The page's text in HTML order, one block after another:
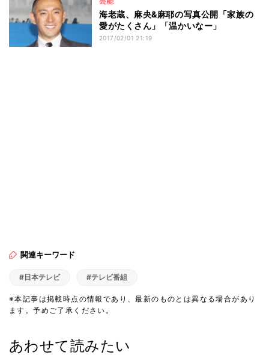
海老蔵、麻央&麻耶の写真公開「家族の
愛がたくさん」「温かいなー」
2017/02/01 21:19
関連キーワード
#日本テレビ #テレビ番組
※本記事は掲載時点の情報であり、最新のものとは異なる場合があり
ます。予めご了承ください。
あわせて読みたい